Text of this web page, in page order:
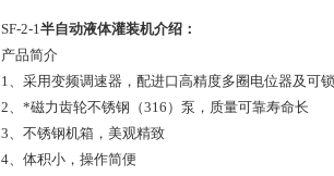
SF-2-1半自动液体灌装机介绍：
产品简介
1、采用变频调速器，配进口高精度多圈电位器及可
2、*磁力齿轮不锈钢（316）泵，质量可靠寿命长
3、不锈钢机箱，美观精致
4、体积小，操作简便